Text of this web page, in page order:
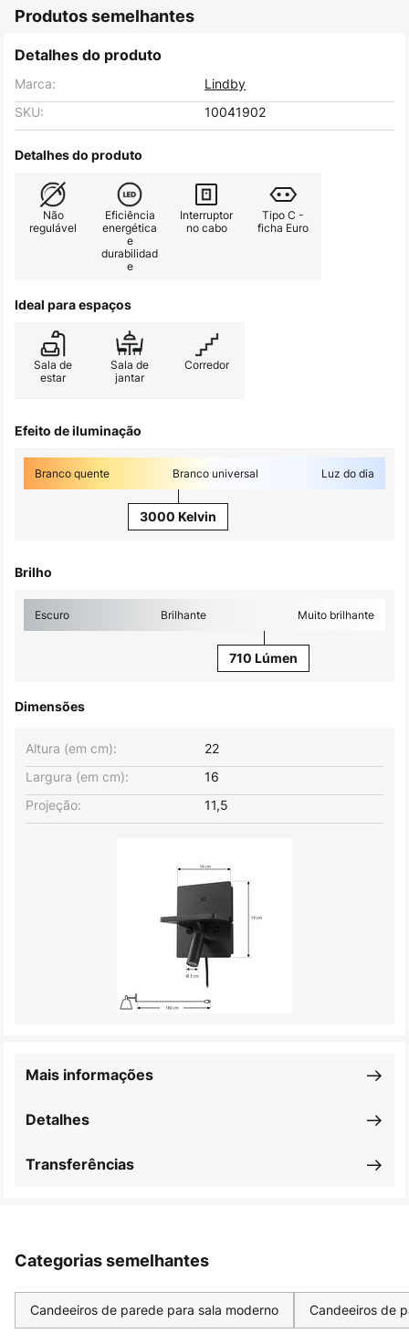
Produtos semelhantes
Detalhes do produto
Marca:
Lindby
SKU:
10041902
Detalhes do produto
Não
regulável
Eficiência
energética
e
durabilidad
e
Interruptor
no cabo
Tipo C -
ficha Euro
Ideal para espaços
Sala de
estar
Sala de
jantar
Corredor
Efeito de iluminação
Branco quente Branco universal Luz do dia
3000 Kelvin
Brilho
Escuro Brilhante Muito brilhante
710 Lúmen
Dimensões
Largura (em cm): 16
Altura (em cm): 22
Projeção: 11,5
Detalhes
Mais informações
Transferências
Categorias semelhantes
Candeeiros de parede para sala moderno Candeeiros de